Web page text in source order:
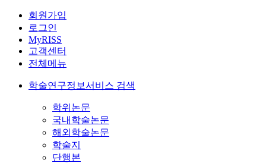
회원가입
로그인
MyRISS
고객센터
전체메뉴
학술연구정보서비스 검색
학위논문
국내학술논문
해외학술논문
학술지
단행본